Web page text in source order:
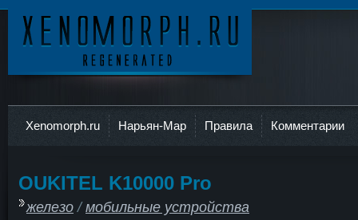
Xenomorph.ru Нарьян-Мар Правила Комментарии
OUKITEL K10000 Pro
железо/мобильные устройства